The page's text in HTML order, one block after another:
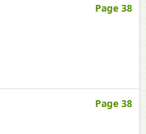
Page 38
Page 38